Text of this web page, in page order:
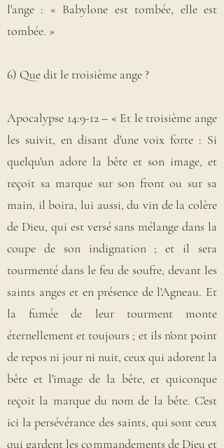
l'ange : « Babylone est tombée, elle est
tombée. »
6) Que dit le troisième ange ?
Apocalypse 14:9-12 – « Et le troisième ange
les suivit, en disant d'une voix forte : Si
quelqu'un adore la bête et son image, et
reçoit sa marque sur son front ou sur sa
main, il boira, lui aussi, du vin de la colère
de Dieu, qui est versé sans mélange dans la
coupe de son indignation ; et il sera
tourmenté dans le feu de soufre, devant les
saints anges et en présence de l'Agneau. Et
la fumée de leur tourment monte
éternellement et toujours ; et ils n'ont point
de repos ni jour ni nuit, ceux qui adorent la
bête et l'image de la bête, et quiconque
reçoit la marque du nom de la bête. C'est
ici la persévérance des saints, qui sont ceux
qui gardent les commandements de Dieu et